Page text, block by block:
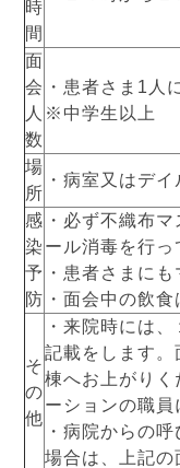
時
間
面
会
人
数
・患者さま1人
※中学生以上
場
所
・病室又はデイ
感
染
予
防
・必ず不織布
ール消毒を行っ
・患者さまに
・面会中の飲食
そ
の
他
・来院時には
記載をします。
棟へお上がりく
ーションの職員
・病院からの
場合は、上記の